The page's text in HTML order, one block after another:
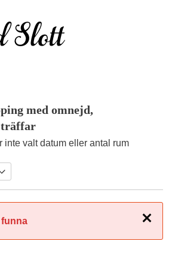
med omnejd,
träffar
inte valt datum eller antal rum
Stäng
funna